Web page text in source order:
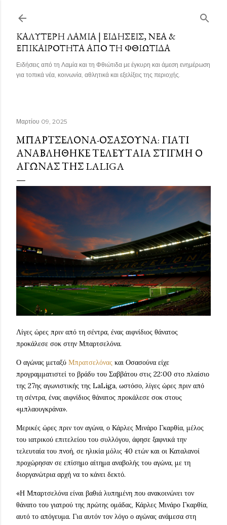
ΚΑΛΎΤΕΡΗ ΛΑΜΊΑ | ΕΙΔΉΣΕΙΣ, ΝΈΑ &
ΕΠΙΚΑΙΡΌΤΗΤΑ ΑΠΌ ΤΗ ΦΘΙΏΤΙΔΑ
Ειδήσεις από τη Λαμία και τη Φθιώτιδα με έγκυρη και άμεση ενημέρωση
για τοπικά νέα, κοινωνία, αθλητικά και εξελίξεις της περιοχής.
Μαρτίου 09, 2025
ΜΠΑΡΤΣΕΛΌΝΑ-ΟΣΑΣΟΎΝΑ: ΓΙΑΤΊ
ΑΝΑΒΛΉΘΗΚΕ ΤΕΛΕΥΤΑΊΑ ΣΤΙΓΜΉ Ο
ΑΓΏΝΑΣ ΤΗΣ LALIGA
Λίγες ώρες πριν από τη σέντρα, ένας αιφνίδιος θάνατος
προκάλεσε σοκ στην Μπαρτσελόνα.
Ο αγώνας μεταξύ Μπρατσελόνας και Οσασούνα είχε
προγραμματιστεί το βράδυ του Σαββάτου στις 22:00 στο πλαίσιο
της 27ης αγωνιστικής της LaLiga, ωστόσο, λίγες ώρες πριν από
τη σέντρα, ένας αιφνίδιος θάνατος προκάλεσε σοκ στους
«μπλαουγκράνα».
Μερικές ώρες πριν τον αγώνα, ο Κάρλες Μινάρο Γκαρθία, μέλος
του ιατρικού επιτελείου του συλλόγου, άφησε ξαφνικά την
τελευταία του πνοή, σε ηλικία μόλις 40 ετών και οι Καταλανοί
προχώρησαν σε επίσημο αίτημα αναβολής του αγώνα, με τη
διοργανώτρια αρχή να το κάνει δεκτό.
«Η Μπαρτσελόνα είναι βαθιά λυπημένη που ανακοινώνει τον
θάνατο του γιατρού της πρώτης ομάδας, Κάρλες Μινάρο Γκαρθία,
αυτό το απόγευμα. Για αυτόν τον λόγο ο αγώνας ανάμεσα στη